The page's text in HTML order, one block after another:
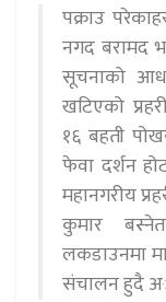
पक्राउ
नगद बरामद
सूचनाको
खटिएको
१६ बहती
फेवा दर्शन
महानगरीय
कुमार
लकडाउनमा
संचालन हुदै